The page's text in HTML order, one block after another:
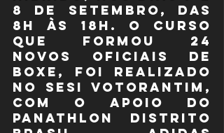
8 de setembro, das
8h às 18h. O curso
que formou 24
novos oficiais de
boxe, foi realizado
no SESI Votorantim,
com o apoio do
Panathlon Distrito